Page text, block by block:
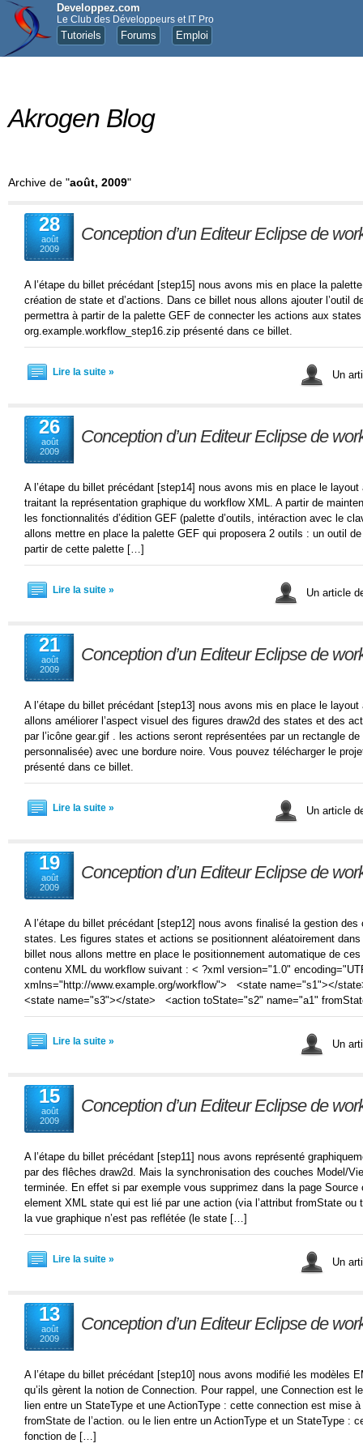
Developpez.com
Le Club des Développeurs et IT Pro
Tutoriels Forums Emploi
Akrogen Blog
Archive de "août, 2009"
28
août
2009
Conception d’un Editeur Eclipse de
A l’étape du billet précédant [step15] nous avons mis en place la
création de state et d’actions. Dans ce billet nous allons ajouter l’outil
permettra à partir de la palette GEF de connecter les actions aux
org.example.workflow_step16.zip présenté dans ce billet.
Lire la suite » Un
26
août
2009
Conception d’un Editeur Eclipse de
A l’étape du billet précédant [step14] nous avons mis en place le
traitant la représentation graphique du workflow XML. A partir de
les fonctionnalités d’édition GEF (palette d’outils, intéraction avec le
allons mettre en place la palette GEF qui proposera 2 outils : un outil
partir de cette palette […]
Lire la suite » Un article
21
août
2009
Conception d’un Editeur Eclipse de
A l’étape du billet précédant [step13] nous avons mis en place le
allons améliorer l’aspect visuel des figures draw2d des states et des
par l’icône gear.gif . les actions seront représentées par un rectangle
personnalisée) avec une bordure noire. Vous pouvez télécharger le
présenté dans ce billet.
Lire la suite » Un article
19
août
2009
Conception d’un Editeur Eclipse de
A l’étape du billet précédant [step12] nous avons finalisé la gestion
states. Les figures states et actions se positionnent aléatoirement
billet nous allons mettre en place le positionnement automatique de
contenu XML du workflow suivant : < ?xml version="1.0"
xmlns="http://www.example.org/workflow"> <state name="s1"></
<state name="s3"></state> <action toState="s2" name="a1"
Lire la suite » Un
15
août
2009
Conception d’un Editeur Eclipse de
A l’étape du billet précédant [step11] nous avons représenté
par des flêches draw2d. Mais la synchronisation des couches Model/
terminée. En effet si par exemple vous supprimez dans la page
element XML state qui est lié par une action (via l’attribut fromState
la vue graphique n’est pas reflétée (le state […]
Lire la suite » Un
13
août
2009
Conception d’un Editeur Eclipse de
A l’étape du billet précédant [step10] nous avons modifié les modèles
qu’ils gèrent la notion de Connection. Pour rappel, une Connection est
lien entre un StateType et une ActionType : cette connection est mise
fromState de l’action. ou le lien entre un ActionType et un StateType :
fonction de […]